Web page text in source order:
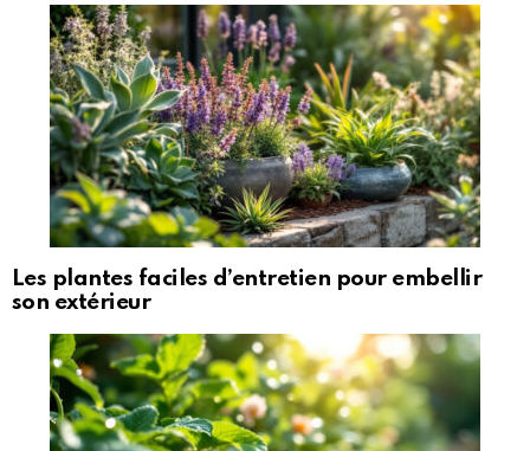
Les plantes faciles d’entretien pour embellir
son extérieur